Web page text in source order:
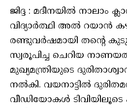
ജിദ്ദ : മദീനയിൽ നാലാം
വിദ്യാർത്ഥി അൽ റയാൻ
രണ്ടുവർഷമായി തന്റെ
സ്വരൂപിച്ച ചെറിയ
മുഖ്യമന്ത്രിയുടെ
നൽകി. വയനാട്ടിൽ
വീഡിയോകൾ